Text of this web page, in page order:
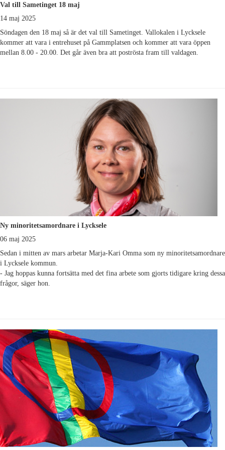
Val till Sametinget 18 maj
14 maj 2025
Söndagen den 18 maj så är det val till Sametinget. Vallokalen i Lycksele
kommer att vara i entrehuset på Gammplatsen och kommer att vara öppen
mellan 8.00 - 20.00. Det går även bra att poströsta fram till valdagen.
Ny minoritetsamordnare i Lycksele
06 maj 2025
Sedan i mitten av mars arbetar Marja-Kari Omma som ny minoritetsamordnare
i Lycksele kommun.
- Jag hoppas kunna fortsätta med det fina arbete som gjorts tidigare kring dessa
frågor, säger hon.